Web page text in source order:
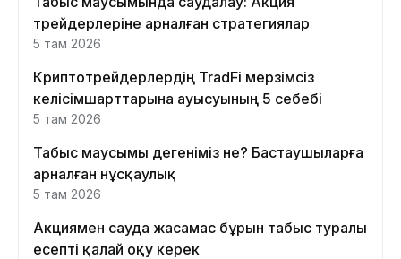
трейдерлеріне арналған стратегиялар
5 там 2026
Криптотрейдерлердің TradFi мерзімсіз
келісімшарттарына ауысуының 5 себебі
5 там 2026
Табыс маусымы дегеніміз не? Бастаушыларға
арналған нұсқаулық
5 там 2026
Акциямен сауда жасамас бұрын табыс туралы
есепті қалай оқу керек